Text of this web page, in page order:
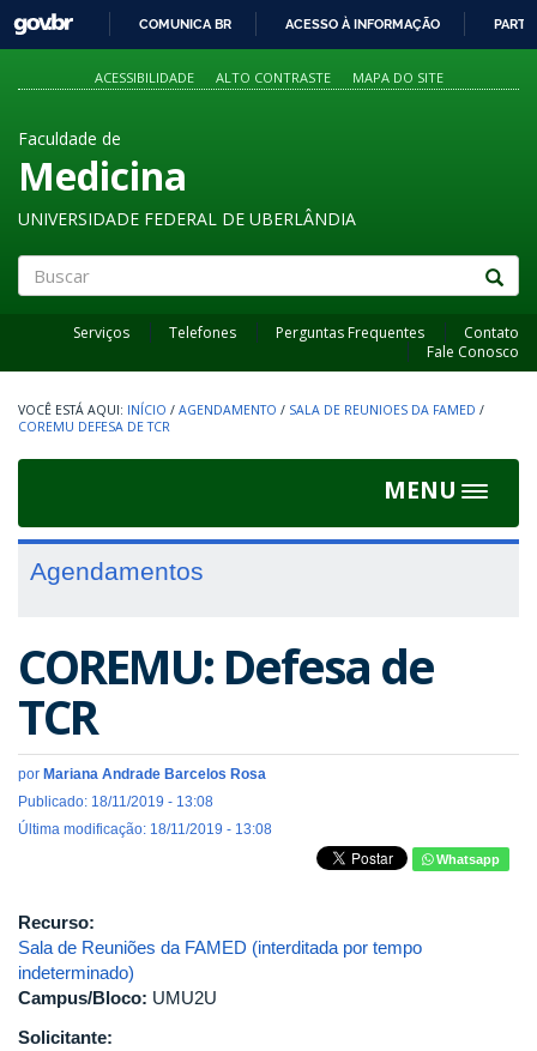
PARA
O
GOVBR
COMUNICA BR ACESSO À INFORMAÇÃO
ACESSIBILIDADE ALTO CONTRASTE MAPA DO SITE
Faculdade de
Medicina
UNIVERSIDADE FEDERAL DE UBERLÂNDIA
Serviços Telefones Perguntas Frequentes
Contato
Fale Conosco
INÍCIO / AGENDAMENTO / SALA DE REUNIOES DA FAMED /
COREMU DEFESA DE TCR
MENU
Toggle
Agendamentos
COREMU: Defesa de
TCR
por Mariana Andrade Barcelos Rosa
Publicado: 18/11/2019 - 13:08
Última modificação: 18/11/2019 - 13:08
Whatsapp
Recurso:
Sala de Reuniões da FAMED (interditada por tempo
indeterminado)
Campus/Bloco: UMU2U
Solicitante: